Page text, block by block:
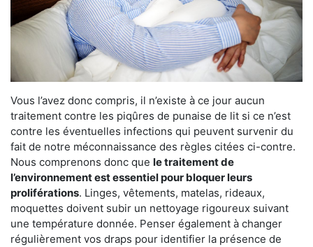
Vous l’avez donc compris, il n’existe à ce jour aucun
traitement contre les piqûres de punaise de lit si ce n’est
contre les éventuelles infections qui peuvent survenir du
fait de notre méconnaissance des règles citées ci-contre.
Nous comprenons donc que le traitement de
l’environnement est essentiel pour bloquer leurs
proliférations. Linges, vêtements, matelas, rideaux,
moquettes doivent subir un nettoyage rigoureux suivant
une température donnée. Penser également à changer
régulièrement vos draps pour identifier la présence de